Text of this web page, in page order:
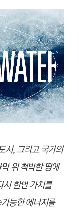
시, 그리고 국가의
위 척박한 땅에
시 한번 가치를
능한 에너지를